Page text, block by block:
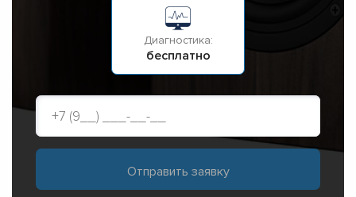
Диагностика:
бесплатно